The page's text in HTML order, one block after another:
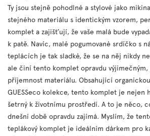
Ty jsou stejně pohodlné a stylové jako
stejného materiálu s identickým vzorem,
komplet a zajišťují, že vaše malá bude
k patě. Navíc, malé pogumované srdíčko s
teplácích je tak sladké, že se na něj nikdy
ale činí tento komplet opravdu výjimečným,
příjemnost materiálu. Obsahující
GUESSeco kolekce, tento komplet je nejen
šetrný k životnímu prostředí. A to je něco,
dnešní době opravdu zajímá. Myslím, že
teplákový komplet je ideálním dárkem pro